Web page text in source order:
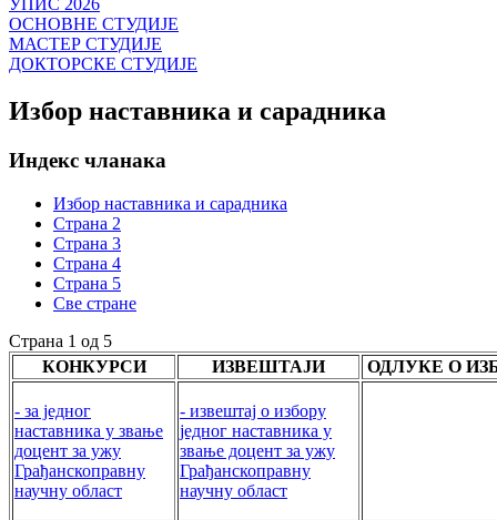
УПИС 2026
ОСНОВНЕ СТУДИЈЕ
МАСТЕР СТУДИЈЕ
ДОКТОРСКЕ СТУДИЈЕ
Избор наставника и сарадника
Индекс чланака
Избор наставника и сарадника
Страна 2
Страна 3
Страна 4
Страна 5
Све стране
Страна 1 од 5
КОНКУРСИ
ИЗВЕШТАЈИ ОДЛУКЕ О
- за једног
наставника у звање
доцент за ужу
Грађанскоправну
научну област
- извештај о избору
једног наставника у
звање доцент за ужу
Грађанскоправну
научну област